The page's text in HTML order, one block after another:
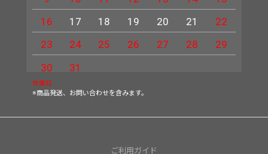
16
17 18 19 20 21
22
23
24 25 26 27 28
29
30
31
休業日
※商品発送、お問い合わせを含みます。
ご利用ガイド